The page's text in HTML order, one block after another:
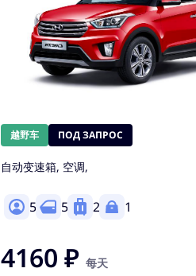
越野车 ПОД ЗАПРОС
自动变速箱, 空调,
5 5 2 1
4160 ₽每天